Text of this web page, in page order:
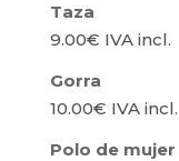
Taza
9.00€ IVA incl.
Gorra
10.00€ IVA incl.
Polo de mujer